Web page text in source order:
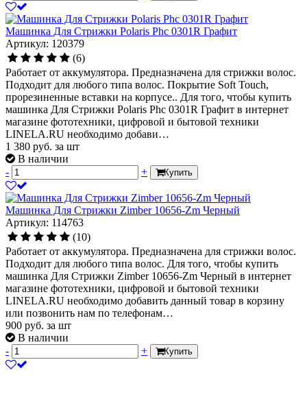
Машинка Для Стрижки Polaris Phc 0301R Графит
Артикул: 120379
(6)
Работает от аккумулятора. Предназначена для стрижки волос.
Подходит для любого типа волос. Покрытие Soft Touch,
прорезиненные вставки на корпусе.. Для того, чтобы купить
машинка Для Стрижки Polaris Phc 0301R Графит в интернет
магазине фототехники, цифровой и бытовой техники
LINELA.RU необходимо добави…
1 380 руб. за шт
В наличии
-
+ Купить
Машинка Для Стрижки Zimber 10656-Zm Черный
Артикул: 114763
(10)
Работает от аккумулятора. Предназначена для стрижки волос.
Подходит для любого типа волос. Для того, чтобы купить
машинка Для Стрижки Zimber 10656-Zm Черный в интернет
магазине фототехники, цифровой и бытовой техники
LINELA.RU необходимо добавить данный товар в корзину
или позвонить нам по телефонам…
900 руб. за шт
В наличии
-
+ Купить